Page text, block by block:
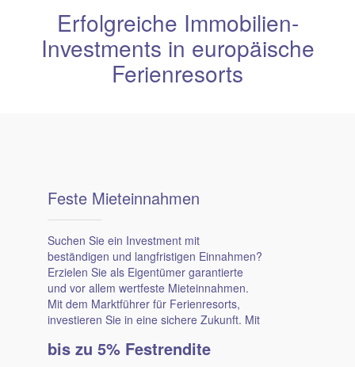
Erfolgreiche Immobilien-
Investments in europäische
Ferienresorts
Feste Mietein­nahmen
Suchen Sie ein Investment mit
beständigen und langfristigen Einnahmen?
Erzielen Sie als Eigentümer garantierte
und vor allem wertfeste Mieteinnahmen.
Mit dem Marktführer für Ferienresorts,
investieren Sie in eine sichere Zukunft. Mit
bis zu 5% Festrendite